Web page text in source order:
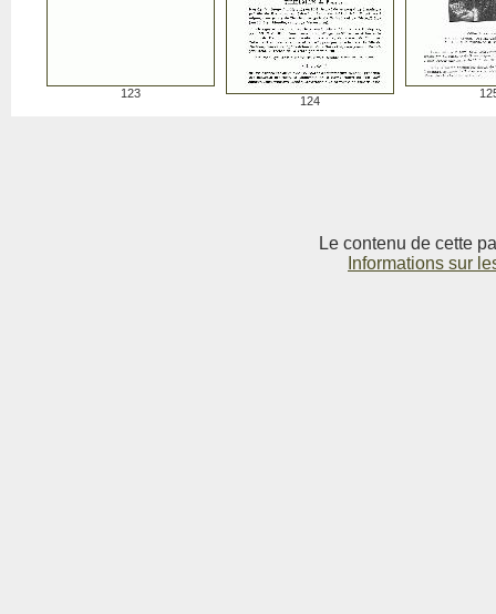
123
124
Le contenu de cette
Informations sur